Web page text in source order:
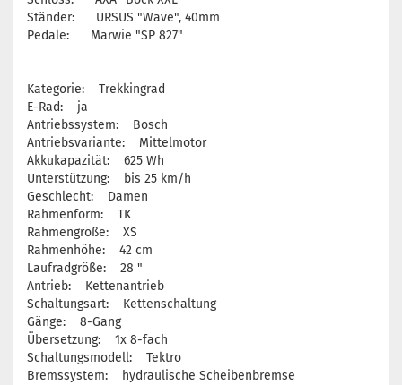
Ständer: URSUS "Wave", 40mm
Pedale: Marwie "SP 827"
Kategorie: Trekkingrad
E-Rad: ja
Antriebssystem: Bosch
Antriebsvariante: Mittelmotor
Akkukapazität: 625 Wh
Unterstützung: bis 25 km/h
Geschlecht: Damen
Rahmenform: TK
Rahmengröße: XS
Rahmenhöhe: 42 cm
Laufradgröße: 28 "
Antrieb: Kettenantrieb
Schaltungsart: Kettenschaltung
Gänge: 8-Gang
Übersetzung: 1x 8-fach
Schaltungsmodell: Tektro
Bremssystem: hydraulische Scheibenbremse